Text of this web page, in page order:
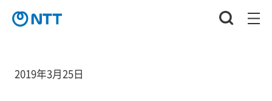
2019年3月25日